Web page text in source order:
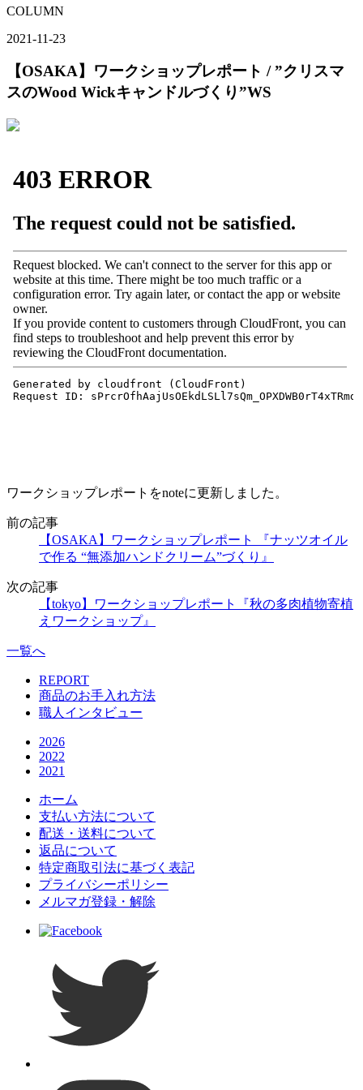
COLUMN
2021-11-23
【OSAKA】ワークショップレポート / ”クリスマ
スのWood Wickキャンドルづくり”WS
ワークショップレポートをnoteに更新しました。
前の記事
【OSAKA】ワークショップレポート 『ナッツオイル
で作る “無添加ハンドクリーム”づくり』
次の記事
【tokyo】ワークショップレポート『秋の多肉植物寄植
えワークショップ』
一覧へ
REPORT
商品のお手入れ方法
職人インタビュー
2026
2022
2021
ホーム
支払い方法について
配送・送料について
返品について
特定商取引法に基づく表記
プライバシーポリシー
メルマガ登録・解除